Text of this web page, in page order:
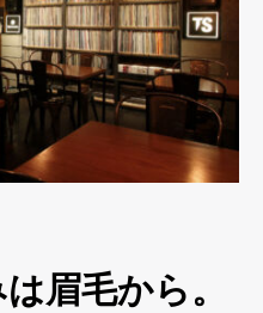
眉毛から。